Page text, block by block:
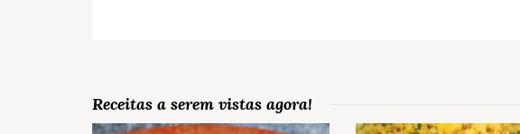
Receitas a serem vistas agora!